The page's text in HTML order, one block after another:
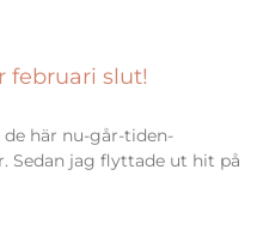
februari slut!
här nu-går-tiden-
Sedan jag flyttade ut hit på